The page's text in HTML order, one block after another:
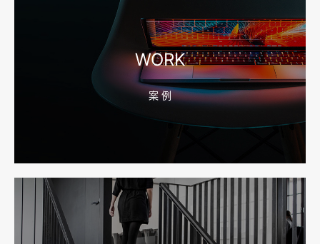
宁波高端网站建设公司推荐，移动端验收别放到最后
宁波网站建设报价怎么看？合同、源码和后台要先写清
2026-08-04 17:55:09
WORK
案 例